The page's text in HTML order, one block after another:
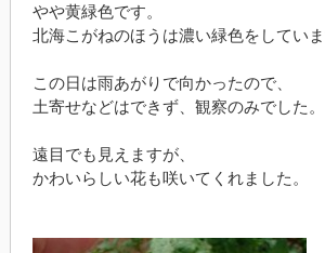
やや黄緑色です。
北海こがねのほうは濃い緑色をしていま
この日は雨あがりで向かったので、
土寄せなどはできず、観察のみでした。
遠目でも見えますが、
かわいらしい花も咲いてくれました。